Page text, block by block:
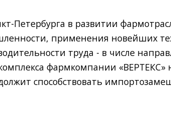
Петербурга в развитии
применения новейших
труда - в числе
фармкомпании «ВЕРТЕКС»
способствовать